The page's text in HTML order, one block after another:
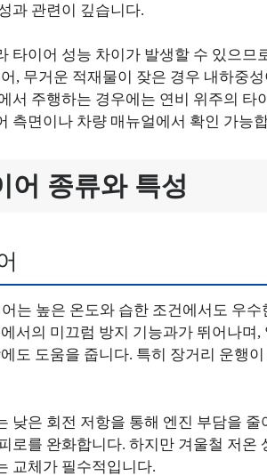
과 관련이 깊습니다.
타이어 성능 차이가 발생할 수 있으므
, 무거운 적재물이 잦은 경우 내하중
서 주행하는 경우에는 연비 위주의 타
측면이나 차량 매뉴얼에서 확인 가능
어 종류와 특성
는 높은 온도와 습한 조건에서도 우
서의 미끄럼 방지 기능과가 뛰어나며
도 도움을 줍니다. 특히 장거리 운행
낮은 회전 저항을 통해 엔진 부담을
로를 완화합니다. 하지만 겨울철 저온
교체가 필수적입니다.